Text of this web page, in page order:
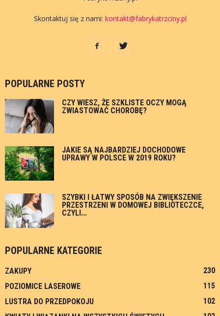
Skontaktuj się z nami: kontakt@fabrykatrzciny.pl
POPULARNE POSTY
CZY WIESZ, ŻE SZKLISTE OCZY MOGĄ
ZWIASTOWAĆ CHOROBĘ?
JAKIE SĄ NAJBARDZIEJ DOCHODOWE
UPRAWY W POLSCE W 2019 ROKU?
SZYBKI I ŁATWY SPOSÓB NA ZWIĘKSZENIE
PRZESTRZENI W DOMOWEJ BIBLIOTECZCE,
CZYLI...
POPULARNE KATEGORIE
ZAKUPY
230
POZIOMICE LASEROWE
115
LUSTRA DO PRZEDPOKOJU
102